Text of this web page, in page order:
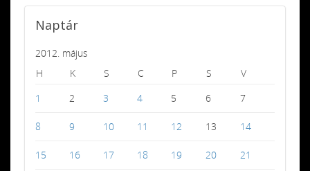
Naptár
2012. május
H
K S C P S
V
1
2 3 4 5 6 7
8 9 10 11 12 13 14
15 16 17 18 19 20 21